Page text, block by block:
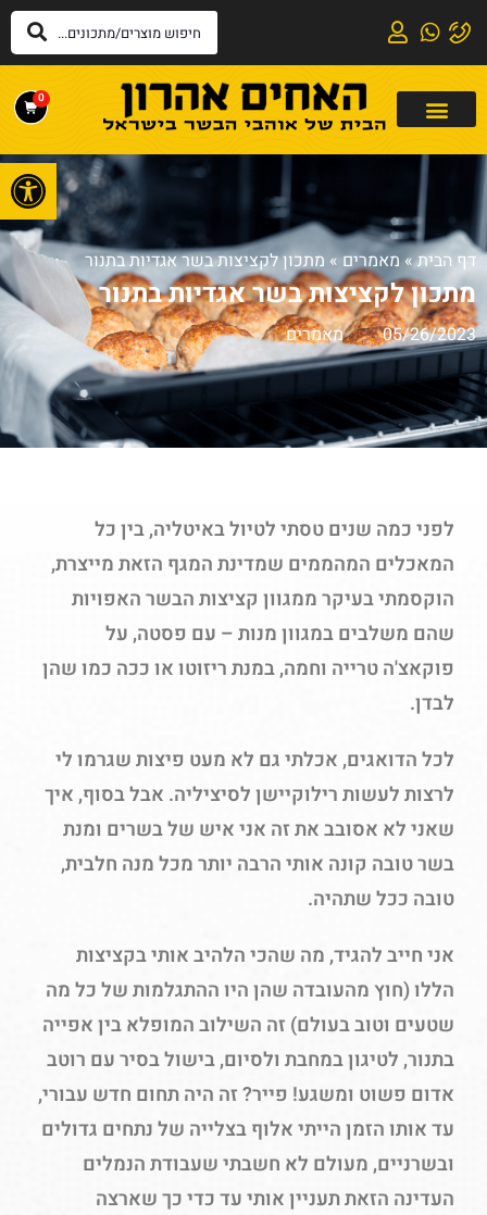
0
דף הבית» מאמרים» מתכון לקציצות בשר אגדיות בתנור
מתכון לקציצות בשר אגדיות בתנור
05/26/2023 מאמרים
לפני כמה שנים טסתי לטיול באיטליה, בין כל
המאכלים המהממים שמדינת המגף הזאת מייצרת,
הוקסמתי בעיקר ממגוון קציצות הבשר האפויות
שהם משלבים במגוון מנות – עם פסטה, על
פוקאצ'ה טרייה וחמה, במנת ריזוטו או ככה כמו שהן
לבדן.
לכל הדואגים, אכלתי גם לא מעט פיצות שגרמו לי
לרצות לעשות רילוקיישן לסיציליה. אבל בסוף, איך
שאני לא אסובב את זה אני איש של בשרים ומנת
בשר טובה קונה אותי הרבה יותר מכל מנה חלבית,
טובה ככל שתהיה.
אני חייב להגיד, מה שהכי הלהיב אותי בקציצות
הללו (חוץ מהעובדה שהן היו ההתגלמות של כל מה
שטעים וטוב בעולם) זה השילוב המופלא בין אפייה
בתנור, לטיגון במחבת ולסיום, בישול בסיר עם רוטב
אדום פשוט ומשגע! פייר? זה היה תחום חדש עבורי,
עד אותו הזמן הייתי אלוף בצלייה של נתחים גדולים
ובשרניים, מעולם לא חשבתי שעבודת הנמלים
העדינה הזאת תעניין אותי עד כדי כך שארצה